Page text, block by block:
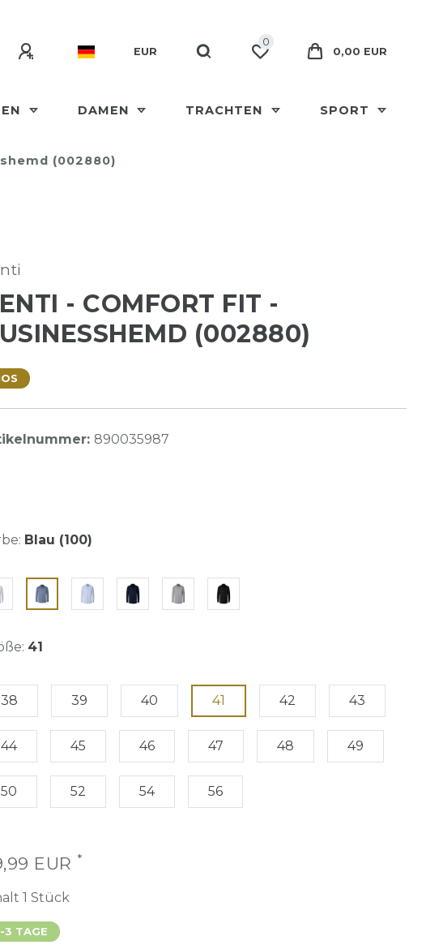
EUR
0
0,00 EUR
DAMEN TRACHTEN SPORT
(002880)
- COMFORT FIT -
(002880)
890035987
Blau (100)
41
38 39 40 41 42 43
44 45 46 47 48 49
50 52 54 56
EUR *
1 Stück
3 TAGE